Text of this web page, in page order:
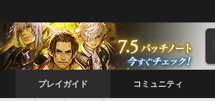
プレイガイド コミュニティ